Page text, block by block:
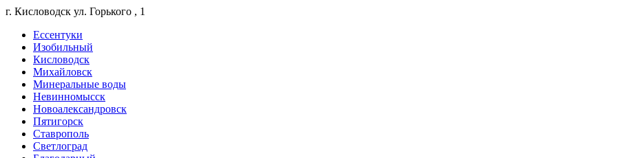
г. Кисловодск ул. Горького , 1
Ессентуки
Изобильный
Кисловодск
Михайловск
Минеральные воды
Невинномысск
Новоалександровск
Пятигорск
Ставрополь
Светлоград